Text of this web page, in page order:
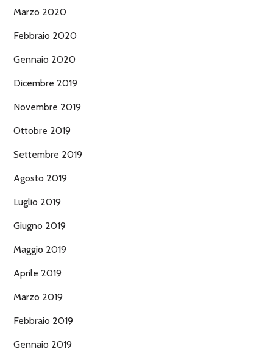
Marzo 2020
Febbraio 2020
Gennaio 2020
Dicembre 2019
Novembre 2019
Ottobre 2019
Settembre 2019
Agosto 2019
Luglio 2019
Giugno 2019
Maggio 2019
Aprile 2019
Marzo 2019
Febbraio 2019
Gennaio 2019